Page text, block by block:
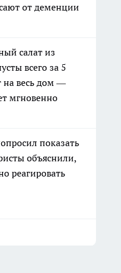
от деменции
салат из
всего за 5
на весь дом —
мгновенно
показать
объяснили,
реагировать